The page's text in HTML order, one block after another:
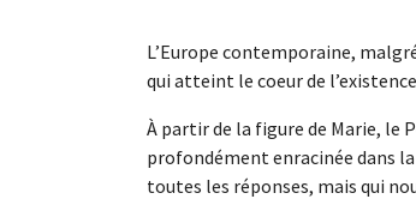
L’Europe contemporaine,
qui atteint le coeur de
À partir de la figure de Marie, le
profondément enracinée dans
toutes les réponses, mais qui